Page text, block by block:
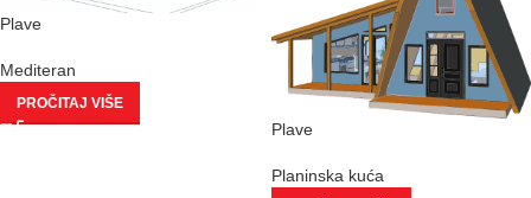
Plave
Mediteran
PROČITAJ VIŠE
Plave
Planinska kuća